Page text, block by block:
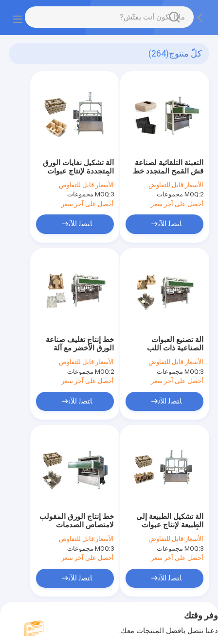
كلّ منتوج(264)
آلة تشكيل نفايات الورق
المتجددة لإنتاج عبوات
الأجهزة الإلكترونية
الأسعار:قابل للتفاوض
MOQ:3 مجموعات
أحصل على آخر سعر
ﺎﺘﺼﻟ ﺍﻶﻧ
التعبئة التلقائية لصناعة
قش القمح المتجدد خط
إنتاج علبة الورق
الإلكترونية
الأسعار:قابل للتفاوض
MOQ:2 مجموعات
أحصل على آخر سعر
ﺎﺘﺼﻟ ﺍﻶﻧ
خط إنتاج تغليف صناعة
الورق الأخضر مع آلة
الضغط الساخنة
الأسعار:قابل للتفاوض
MOQ:2 مجموعات
أحصل على آخر سعر
ﺎﺘﺼﻟ ﺍﻶﻧ
آلة تصنيع العبوات
الصناعية ذات اللب
المصبوب مع استهلاك
منخفض للطاقة
الأسعار:قابل للتفاوض
MOQ:3 مجموعات
أحصل على آخر سعر
ﺎﺘﺼﻟ ﺍﻶﻧ
خط إنتاج الورق المقولب
لامتصاص الصدمات
الورقية
الأسعار:قابل للتفاوض
MOQ:3 مجموعات
أحصل على آخر سعر
ﺎﺘﺼﻟ ﺍﻶﻧ
آلة تشكيل الطبيعة إلى
الطبيعة لإنتاج عبوات
للأجهزة المنزلية
الأسعار:قابل للتفاوض
MOQ:3 مجموعات
أحصل على آخر سعر
ﺎﺘﺼﻟ ﺍﻶﻧ
وفر وقتك
دعنا نتصل بأفضل المنتجات معك.